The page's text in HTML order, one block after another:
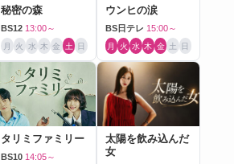
秘密の森
BS12 13:00～
月 火 水 木 金 土 日
ウンヒの涙
BS日テレ 15:00～
月 火 水 木 金 土 日
タリミファミリー
BS10 14:05～
太陽を飲み込んだ
女